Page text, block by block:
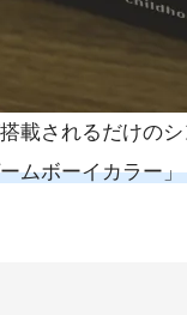
載されるだけの
ムボーイカラー